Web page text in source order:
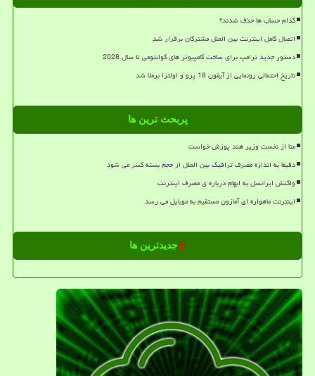
کدام حساب ها حذف شدند؟
اتصال کامل اینترنت بین الملل مشترکان برقرار شد
دستور جدید ترامپ برای ساخت کامپیوتر های کوانتومی تا سال 2028
تاریخ احتمالی رونمایی از آیفون 18 پرو و اولترا برملا شد
پربحث ترین ها
متا از نخست وزیر هند پوزش خواست
دقیقا به اندازه مصرف ترافیک بین الملل از حجم بسته کسر می شود
واکنش ایرانسل به ابهام درباره ی مصرف اینترنت
اینترنت ماهواره ای آمازون مستقیم به موبایل می رسد
جدیدترین ها